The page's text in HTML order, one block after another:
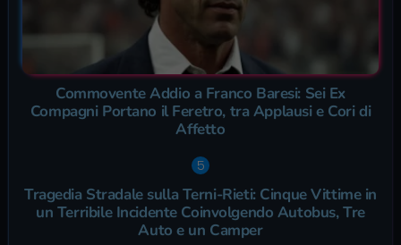
Commovente Addio a Franco Baresi: Sei Ex
Compagni Portano il Feretro, tra Applausi e Cori di
Affetto
Tragedia Stradale sulla Terni-Rieti: Cinque Vittime in
un Terribile Incidente Coinvolgendo Autobus, Tre
Auto e un Camper